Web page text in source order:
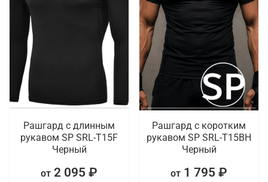
Рашгард с длинным
рукавом SP SRL-T15F
Черный
от 2 095 ₽
Рашгард с коротким
рукавом SP SRL-T15BH
Черный
от 1 795 ₽